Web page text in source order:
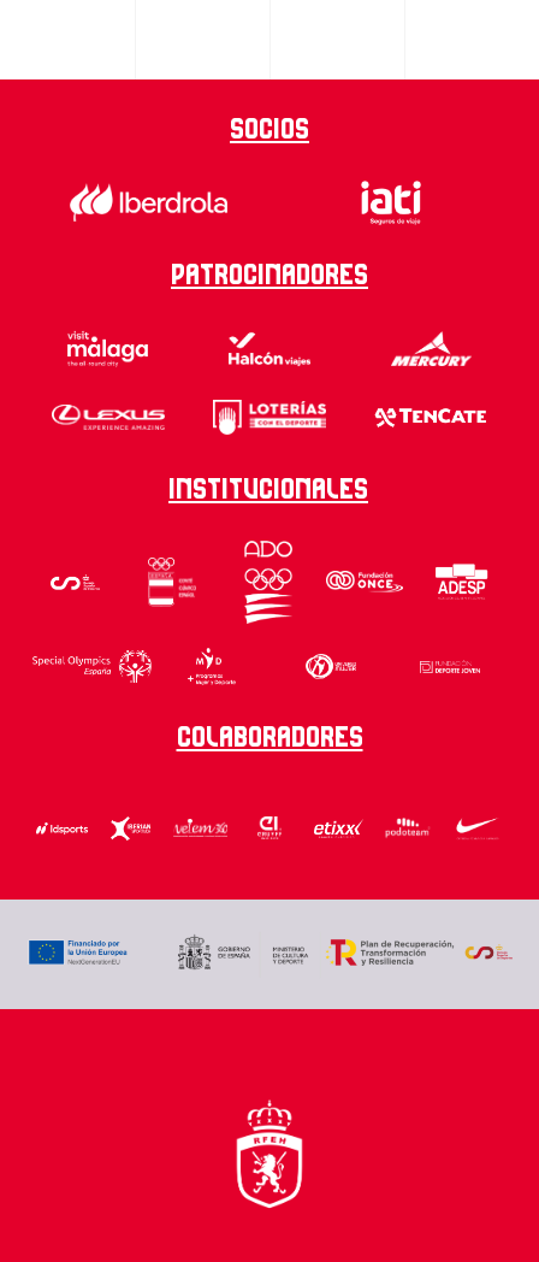
Socios
Patrocinadores
Institucionales
Colaboradores